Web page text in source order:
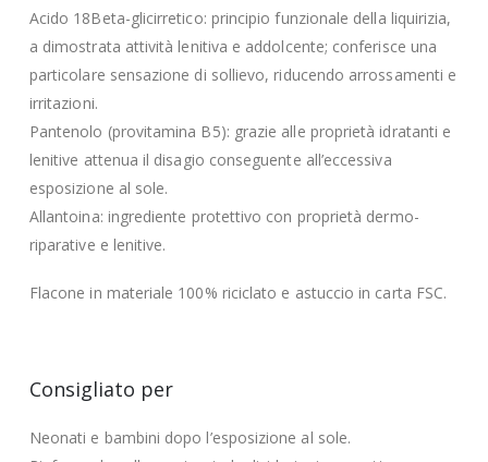
Acido 18Beta-glicirretico: principio funzionale della liquirizia,
a dimostrata attività lenitiva e addolcente; conferisce una
particolare sensazione di sollievo, riducendo arrossamenti e
irritazioni.
Pantenolo (provitamina B5): grazie alle proprietà idratanti e
lenitive attenua il disagio conseguente all’eccessiva
esposizione al sole.
Allantoina: ingrediente protettivo con proprietà dermo-
riparative e lenitive.
Flacone in materiale 100% riciclato e astuccio in carta FSC.
Consigliato per
Neonati e bambini dopo l’esposizione al sole.